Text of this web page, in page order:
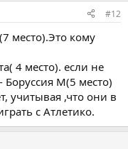
#12
место).Это кому
4 место). если не
Боруссия М(5 место)
учитывая ,что они в
с Атлетико.